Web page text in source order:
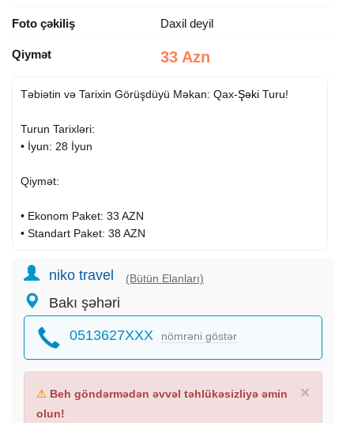
Foto çəkiliş Daxil deyil
Qiymət 33 Azn
Təbiətin və Tarixin Görüşdüyü Məkan: Qax-Şəki Turu!
Turun Tarixləri:
• ​İyun: 28 İyun
Qiymət:
• ​Ekonom Paket: 33 AZN
• Standart Paket: 38 AZN
​ Qiymətə Daxildir:
• ​ Nəqliyyat: Rahat və VIP nəqliyyat
• ​ Bələdçi: Tur boyu maraqlı məlumatlar
• ​ Ekskursiyalar: Proqramda qeyd olunan bütün məkanlar
• ​ Əyləncə: Yolboyu maraqlı oyunlar
• ​ Hədiyyə: Turun ən aktiv iştirakçısına növbəti tura 25%
endirim!
niko travel (Bütün Elanları)
Bakı şəhəri
0513627XXX nömrəni göstər
×
⚠ Beh göndərmədən əvvəl təhlükəsizliyə əmin
olun!